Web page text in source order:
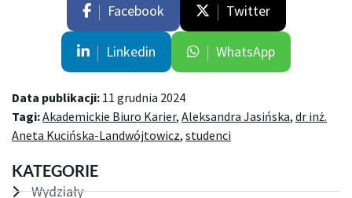
Facebook Twitter
Linkedin WhatsApp
Data publikacji: 11 grudnia 2024
Tagi:Akademickie Biuro Karier, Aleksandra Jasińska, dr inż.
Aneta Kucińska-Landwójtowicz, studenci
KATEGORIE
Wydziały